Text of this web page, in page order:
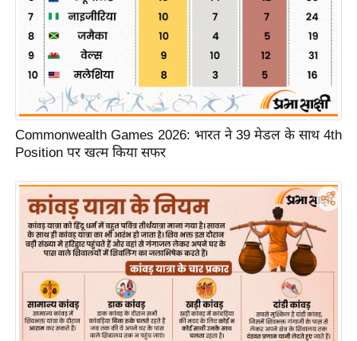
मि
सा
ल
मि
सा
ल
श
ख्सि
त
यं
ग
इं
डि
Commonwealth Games 2026: भारत ने 39 मेडल के साथ 4th
Position पर खत्म किया सफर